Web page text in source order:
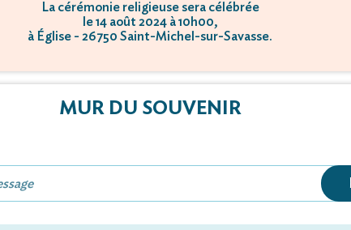
La cérémonie religieuse sera célébrée
le 14 août 2024 à 10h00,
à Église - 26750 Saint-Michel-sur-Savasse.
MUR DU SOUVENIR